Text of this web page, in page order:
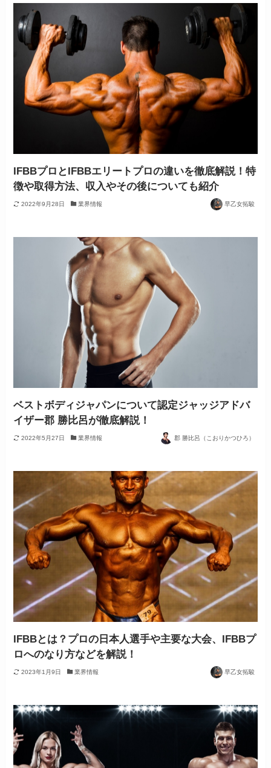
IFBBプロとIFBBエリートプロの違いを徹底解説！特
徴や取得方法、収入やその後についても紹介
2022年9月28日 業界情報 早乙女拓駿
ベストボディジャパンについて認定ジャッジアドバ
イザー郡 勝比呂が徹底解説！
2022年5月27日 業界情報 郡 勝比呂（こおりかつひろ）
IFBBとは？プロの日本人選手や主要な大会、IFBBプ
ロへのなり方などを解説！
2023年1月9日 業界情報 早乙女拓駿